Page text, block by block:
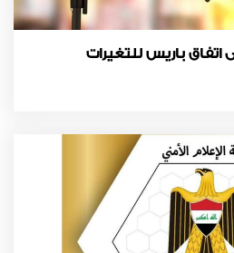
اتفاق باريس للتغيرات